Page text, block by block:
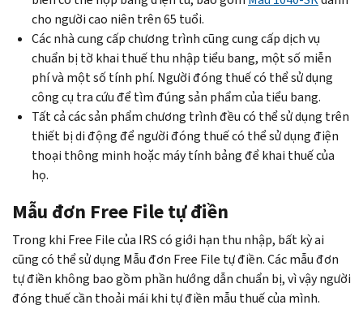
cho người cao niên trên 65 tuổi.
Các nhà cung cấp chương trình cũng cung cấp dịch vụ
chuẩn bị tờ khai thuế thu nhập tiểu bang, một số miễn
phí và một số tính phí. Người đóng thuế có thể sử dụng
công cụ tra cứu để tìm đúng sản phẩm của tiểu bang.
Tất cả các sản phẩm chương trình đều có thể sử dụng trên
thiết bị di động để người đóng thuế có thể sử dụng điện
thoại thông minh hoặc máy tính bảng để khai thuế của
họ.
Mẫu đơn Free Filetự điền
Trong khi Free File của IRS có giới hạn thu nhập, bất kỳ ai
cũng có thể sử dụng Mẫu đơn Free File tự điền. Các mẫu đơn
tự điền không bao gồm phần hướng dẫn chuẩn bị, vì vậy người
đóng thuế cần thoải mái khi tự điền mẫu thuế của mình.